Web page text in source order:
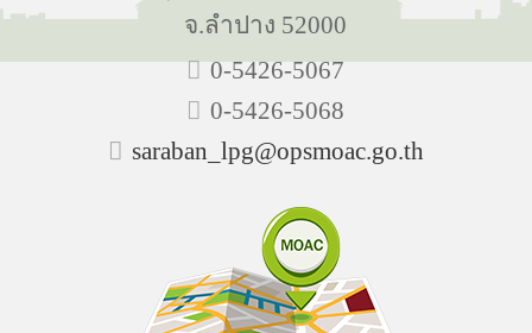
จ.ลำปาง 52000
0-5426-5067
0-5426-5068
saraban_lpg@opsmoac.go.th